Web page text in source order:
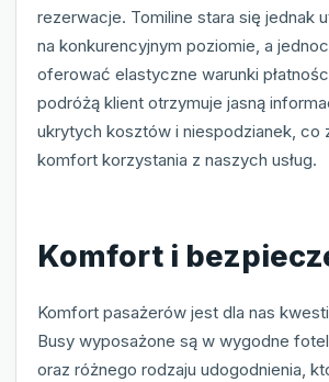
rezerwacje. Tomiline stara się jednak
na konkurencyjnym poziomie, a
oferować elastyczne warunki
podróżą klient otrzymuje jasną
ukrytych kosztów i niespodzianek, co
komfort korzystania z naszych usług.
Komfort i
Komfort pasażerów jest dla nas
Busy wyposażone są w wygodne
oraz różnego rodzaju udogodnienia,